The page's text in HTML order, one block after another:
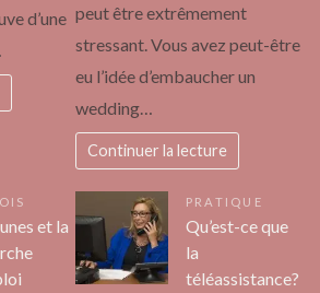
d’une peut être extrêmement
stressant. Vous avez peut-être
eu l’idée d’embaucher un
wedding…
Continuer la lecture
et la
PRATIQUE
Qu’est-ce que
la
téléassistance?